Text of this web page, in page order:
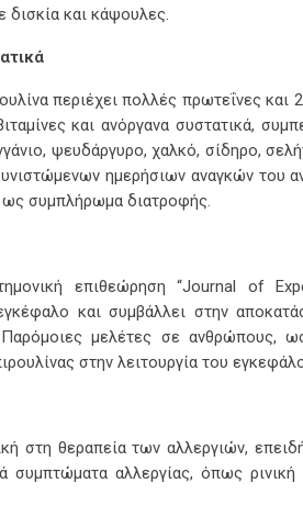
και κάψουλες.
περιέχει πολλές πρωτεΐνες και
και ανόργανα συστατικά,
ψευδάργυρο, χαλκό, σίδηρο,
ημερήσιων αναγκών του
ως συμπλήρωμα διατροφής.
επιθεώρηση “Journal of
και συμβάλλει στην
μελέτες σε ανθρώπους,
στην λειτουργία του
στη θεραπεία των αλλεργιών,
αλλεργίας, όπως